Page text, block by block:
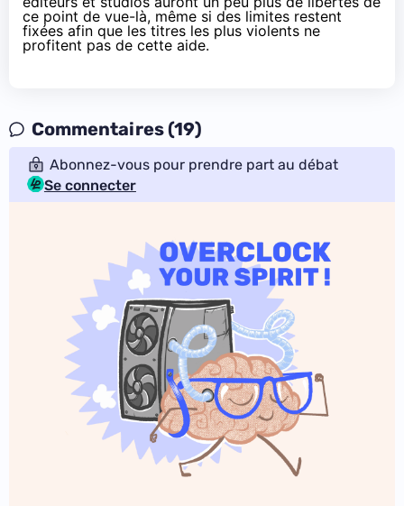
ce point de vue-là, même si des limites restent
fixées afin que les titres les plus violents ne
profitent pas de cette aide.
Commentaires (19)
Abonnez-vous pour prendre part au débat
Se connecter